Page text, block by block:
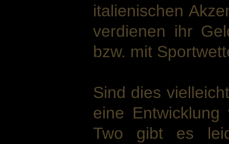
italienischen
verdienen ihr
bzw. mit
Sind dies
eine
Two gibt es